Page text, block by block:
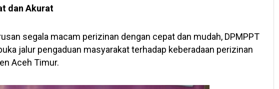
dan Akurat
segala macam perizinan dengan cepat dan mudah, DPMPPT
jalur pengaduan masyarakat terhadap keberadaan perizinan
Aceh Timur.